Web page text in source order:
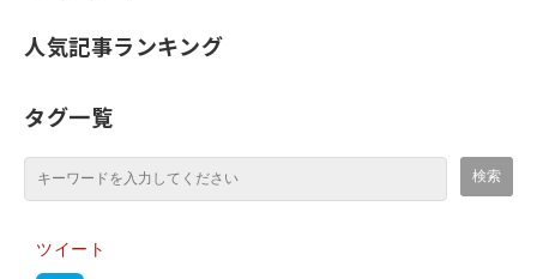
人気記事ランキング
タグ一覧
ツイート